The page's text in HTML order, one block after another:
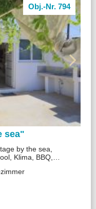
sea"
Obj.-Nr. 794
by the sea,
Klima, BBQ,